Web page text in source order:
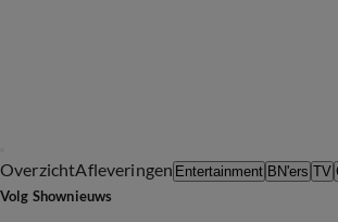
OverzichtAfleveringen Entertainment BN'ers TV
Volg Shownieuws